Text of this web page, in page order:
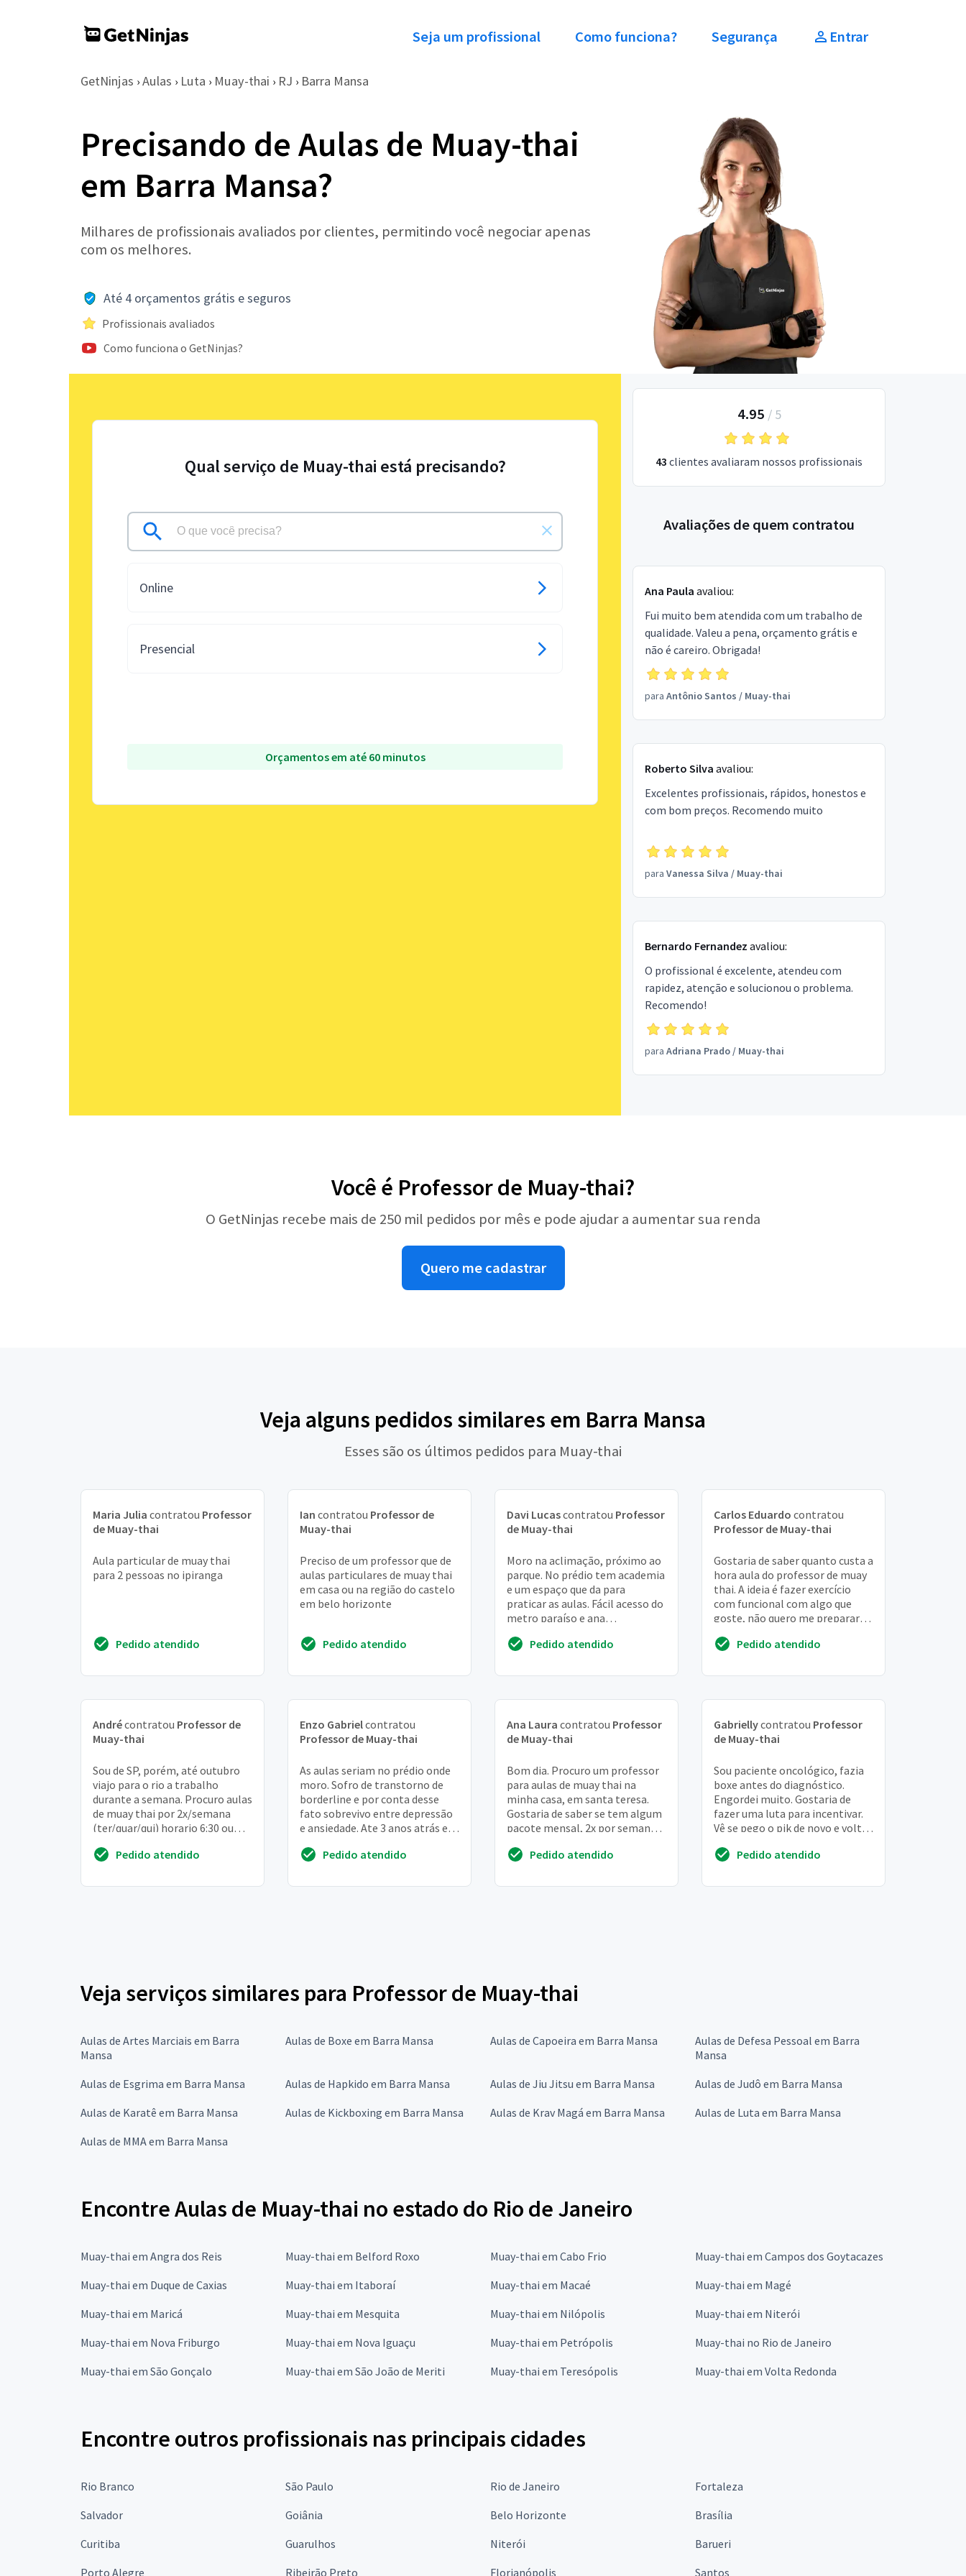
Seja um profissional Como funciona? Segurança Entrar
GetNinjas › Aulas › Luta › Muay-thai › RJ › Barra Mansa
Precisando de Aulas de Muay-thai
em Barra Mansa?
Milhares de profissionais avaliados por clientes, permitindo você negociar apenas
com os melhores.
Até 4 orçamentos grátis e seguros
Profissionais avaliados
Como funciona o GetNinjas?
Qual serviço de Muay-thai está precisando?
Online
Presencial
Orçamentos em até 60 minutos
4.95 / 5
43 clientes avaliaram nossos profissionais
Avaliações de quem contratou
Ana Paula avaliou:
Fui muito bem atendida com um trabalho de
qualidade. Valeu a pena, orçamento grátis e
não é careiro. Obrigada!
para Antônio Santos / Muay-thai
Roberto Silva avaliou:
Excelentes profissionais, rápidos, honestos e
com bom preços. Recomendo muito
para Vanessa Silva / Muay-thai
Bernardo Fernandez avaliou:
O profissional é excelente, atendeu com
rapidez, atenção e solucionou o problema.
Recomendo!
para Adriana Prado/ Muay-thai
Você é Professor de Muay-thai?
O GetNinjas recebe mais de 250 mil pedidos por mês e pode ajudar a aumentar sua renda
Quero me cadastrar
Veja alguns pedidos similares em Barra Mansa
Esses são os últimos pedidos para Muay-thai
Maria Julia contratou Professor
de Muay-thai
Aula particular de muay thai
para 2 pessoas no ipiranga
Pedido atendido
Ian contratou Professor de
Muay-thai
Preciso de um professor que de
aulas particulares de muay thai
em casa ou na região do castelo
em belo horizonte
Pedido atendido
Davi Lucascontratou Professor
de Muay-thai
Moro na aclimação, próximo ao
parque. No prédio tem academia
e um espaço que da para
praticar as aulas. Fácil acesso do
metro paraíso e ana
Pedido atendido
Carlos Eduardo contratou
Professor de Muay-thai
Gostaria de saber quanto custa a
hora aula do professor de muay
thai. A ideia é fazer exercício
com funcional com algo que
goste, não quero me preparar
Pedido atendido
Andrécontratou Professor de
Muay-thai
Sou de SP, porém, até outubro
viajo para o rio a trabalho
durante a semana. Procuro aulas
de muay thai por 2x/semana
(ter/quar/qui) horario 6:30 ou
(barra da t...
Pedido atendido
Enzo Gabrielcontratou
Professor de Muay-thai
As aulas seriam no prédio onde
moro. Sofro de transtorno de
borderline e por conta desse
fato sobrevivo entre depressão
e ansiedade. Ate 3 anos atrás eu
acade...Pedido atendido
Ana Laura contratou Professor
de Muay-thai
Bom dia. Procuro um professor
para aulas de muay thai na
minha casa, em santa teresa.
Gostaria de saber se tem algum
pacote mensal, 2x por semana,
em contat...
Pedido atendido
Gabriellycontratou Professor
de Muay-thai
Sou paciente oncológico, fazia
boxe antes do diagnóstico.
Engordei muito. Gostaria de
fazer uma luta para incentivar.
Vê se pego o pik de novo e volte
agilidadePedido atendido
Veja serviços similares para Professor de Muay-thai
Aulas de Artes Marciais em Barra
Mansa
Aulas de Boxe em Barra Mansa Aulas de Capoeira em Barra Mansa
Aulas de Defesa Pessoal em Barra
Mansa
Aulas de Esgrima em Barra Mansa
Aulas de Hapkido em Barra Mansa Aulas de Jiu Jitsu em Barra Mansa
Aulas de Judô em Barra Mansa
Aulas de Karatê em Barra Mansa
Aulas de Kickboxing em Barra Mansa Aulas de Krav Magá em Barra Mansa
Aulas de Luta em Barra Mansa
Aulas de MMA em Barra Mansa
Encontre Aulas de Muay-thai no estado do Rio de Janeiro
Muay-thai em Angra dos Reis Muay-thai em Belford Roxo Muay-thai em Cabo Frio
Muay-thai em Campos dos Goytacazes
Muay-thai em Duque de Caxias
Muay-thai em Itaboraí Muay-thai em Macaé
Muay-thai em Magé
Muay-thai em Maricá
Muay-thai em Mesquita Muay-thai em Nilópolis
Muay-thai em Niterói
Muay-thai em Nova Friburgo
Muay-thai em Nova Iguaçu Muay-thai em Petrópolis
Muay-thai no Rio de Janeiro
Muay-thai em São Gonçalo
Muay-thai em São João de Meriti Muay-thai em Teresópolis Muay-thai em Volta Redonda
Encontre outros profissionais nas principais cidades
Rio Branco São Paulo Rio de Janeiro
Fortaleza
Salvador
Goiânia Belo Horizonte
Brasília
Curitiba
Guarulhos Niterói
Barueri
Porto Alegre
Ribeirão Preto Florianópolis Santos